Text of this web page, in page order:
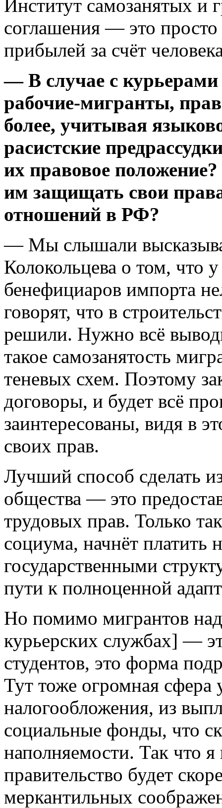
Институт самозанятых и
соглашения — это
прибылей за счёт
— В случае с курьерами
рабочие-мигранты,
более, учитывая
расистские
их правовое
им защищать свои
отношений в РФ?
— Мы слышали
Колокольцева о том, что
бенефициаров импорта
говорят, что в
решили. Нужно всё
такое самозанятость
теневых схем. Поэтому
договоры, и будет всё
заинтересованы, видя в
своих прав.
Лучший способ сделать
общества — это
трудовых прав. Только
социума, начнёт платить
государственными
пути к полноценной
Но помимо мигрантов
курьерских службах] —
студентов, это форма
Тут тоже огромная сфера
налогообложения, из
социальные фонды, что
наполняемости. Так что я
правительство будет
меркантильных